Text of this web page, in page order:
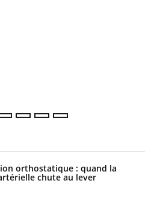
orthostatique : quand la
chute au lever